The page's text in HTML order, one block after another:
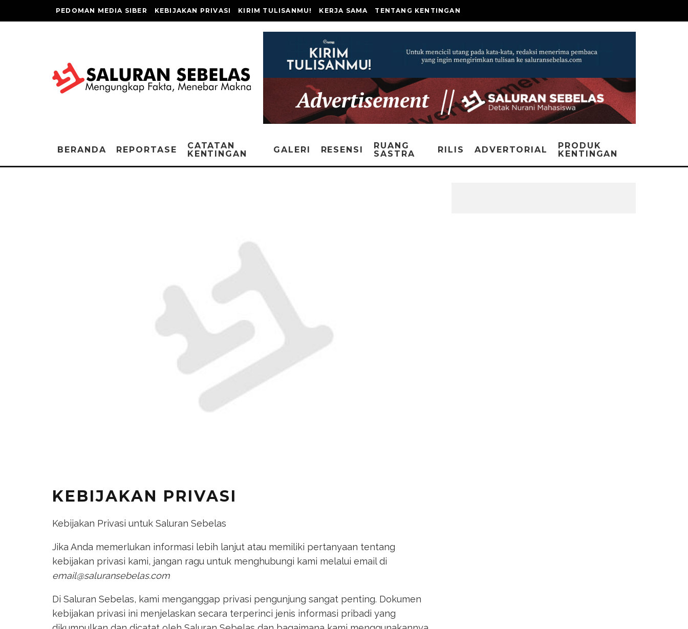
PEDOMAN MEDIA SIBER KEBIJAKAN PRIVASI KIRIM TULISANMU! KERJA SAMA TENTANG KENTINGAN
BERANDA REPORTASE
CATATAN
KENTINGAN
GALERI RESENSI
RUANG
SASTRA
RILIS ADVERTORIAL
PRODUK
KENTINGAN
KEBIJAKAN PRIVASI
Kebijakan Privasi untuk Saluran Sebelas
Jika Anda memerlukan informasi lebih lanjut atau memiliki pertanyaan tentang
kebijakan privasi kami, jangan ragu untuk menghubungi kami melalui email di
email@saluransebelas.com
Di Saluran Sebelas, kami menganggap privasi pengunjung sangat penting. Dokumen
kebijakan privasi ini menjelaskan secara terperinci jenis informasi pribadi yang